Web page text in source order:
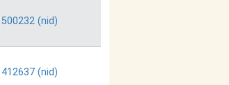
500232 (nid)
412637 (nid)